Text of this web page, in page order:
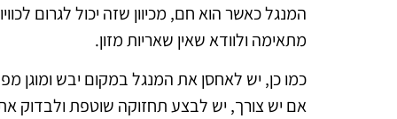
המנגל כאשר הוא חם, מכיוון שזה יכול לגרום
מתאימה ולוודא שאין שאריות מזון.
כמו כן, יש לאחסן את המנגל במקום יבש ומוגן
אם יש צורך, יש לבצע תחזוקה שוטפת ולבדוק